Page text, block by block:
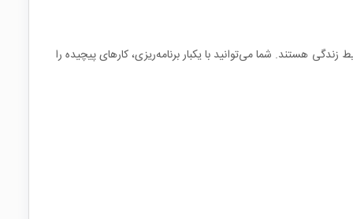
هستند. شما می‌توانید با یکبار برنامه‌ریزی، کارهای پیچیده را